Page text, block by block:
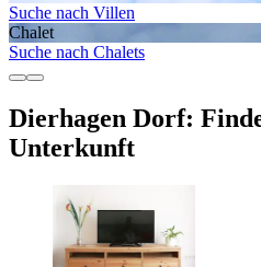
Suche nach Villen
Chalet
Suche nach Chalets
Dierhagen Dorf:
Unterkunft